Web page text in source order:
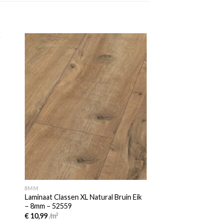
Add to
wishlist
8MM
Laminaat Classen XL Natural Bruin Eik
– 8mm – 52559
€10,99/m²